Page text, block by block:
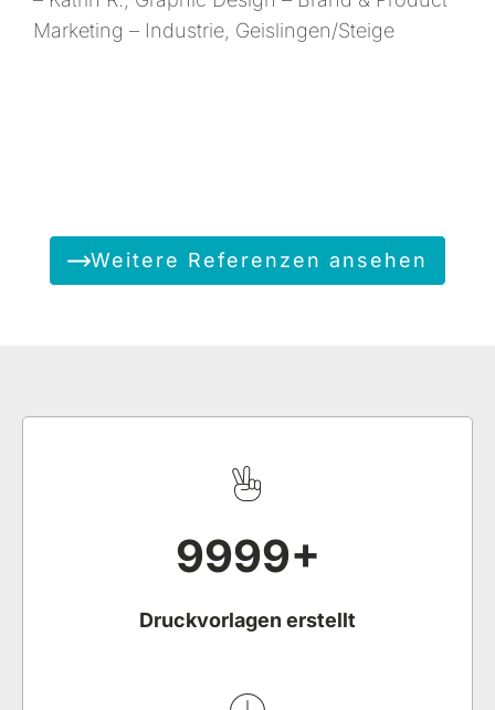
– Katrin R., Graphic Design – Brand & Product
Weitere Referenzen ansehen
9999 +